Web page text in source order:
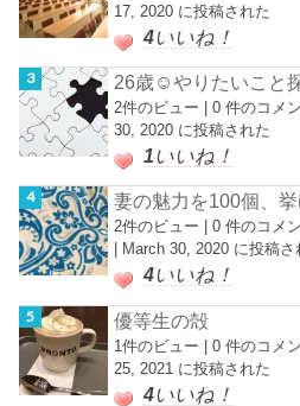
17, 2020 に投稿された
4いいね！
26歳☺︎やりたいこと
2件のビュー |0 件のコメ
30, 2020 に投稿された
1 いいね！
妻の魅力を100個、挙
2件のビュー |0 件のコメ
March 30, 2020 に投稿さ
4いいね！
優等生の殻
1件のビュー |0 件のコメ
25, 2021 に投稿された
4いいね！